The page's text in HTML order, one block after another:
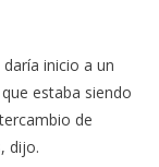
inicio a un
estaba siendo
de
dijo.